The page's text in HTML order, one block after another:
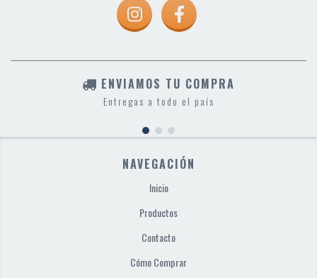
ENVIAMOS TU COMPRA
Entregas a todo el país
NAVEGACIÓN
Inicio
Productos
Contacto
Cómo Comprar